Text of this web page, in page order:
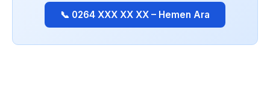
📞 0264 XXX XX XX – Hemen Ara